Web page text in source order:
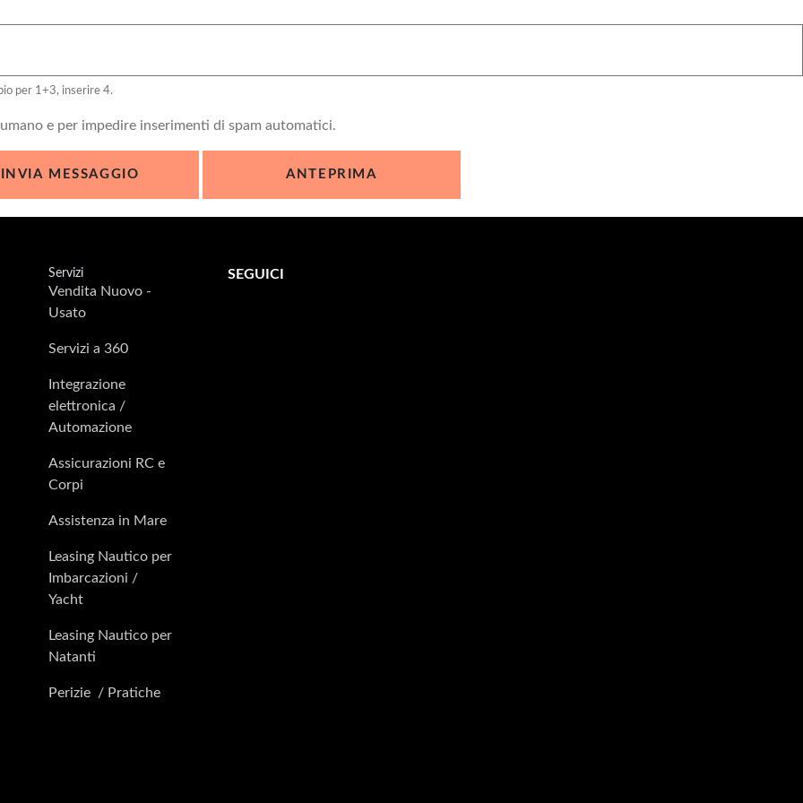
per 1+3, inserire 4.
Questa domanda è un test per verificare che tu sia un visitatore umano e per impedire inserimenti di spam automatici.
Servizi
Vendita Nuovo -
Usato
Servizi a 360
Integrazione
elettronica /
Automazione
Assicurazioni RC e
Corpi
Assistenza in Mare
Leasing Nautico per
Imbarcazioni /
Yacht
Leasing Nautico per
Natanti
Perizie / Pratiche
SEGUICI